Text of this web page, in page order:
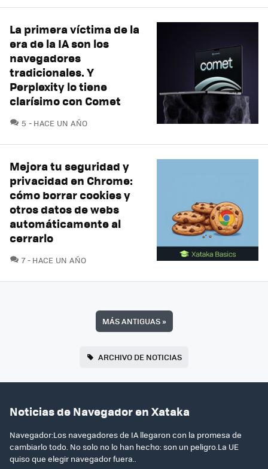
La primera víctima de la
era de la IA son los
navegadores
tradicionales. Y
Perplexity lo tiene
clarísimo con Comet
5 COMENTARIOS
HACE UN AÑO
Mejora tu seguridad y
privacidad en Chrome:
cómo borrar cookies y
otros datos de webs
automáticamente al
cerrarlo
7COMENTARIOS
HACE UN AÑO
MÁS ANTIGUAS»
ARCHIVO DE NOTICIAS
Noticias de Navegador en Xataka
Navegador:Los navegadores de IA llegaron con la promesa de
cambiarlo todo. No solo no lo han hecho: son un peligro.La UE
quiso que elegir navegador fuera..